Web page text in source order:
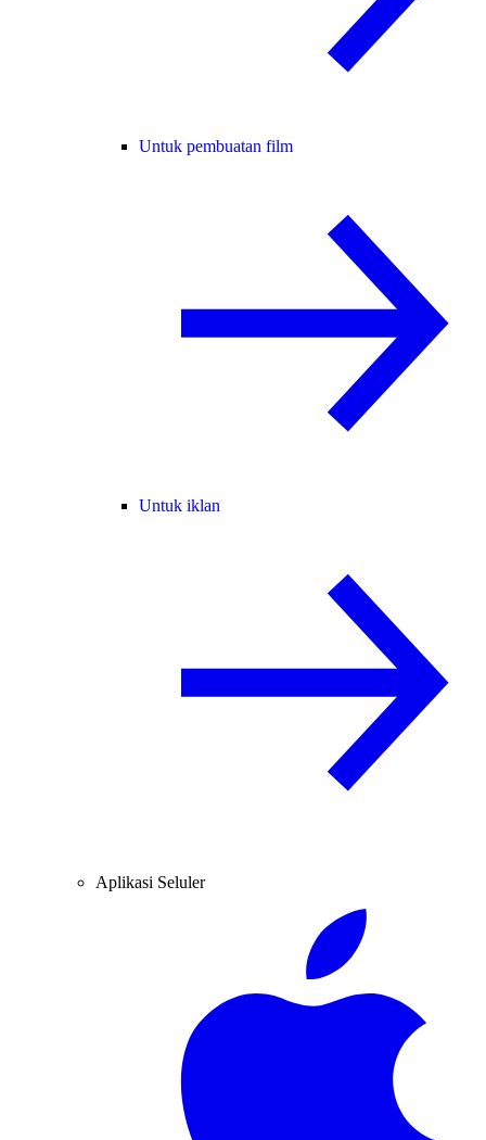
Untuk pembuatan film
Untuk iklan
Aplikasi Seluler